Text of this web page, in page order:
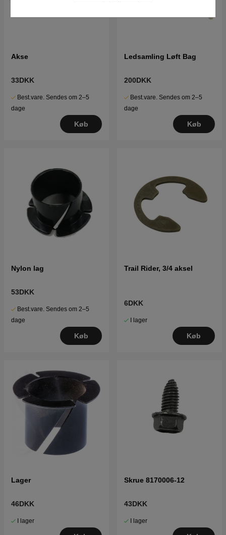
Akse
33DKK
Best.vare. Sendes om 2–5
dage
Køb
Ledsamling Løft Bag
200DKK
Best.vare. Sendes om 2–5
dage
Køb
Nylon lag
53DKK
Best.vare. Sendes om 2–5
dage
Køb
Trail Rider, 3/4 aksel
6DKK
I lager
Køb
Lager
46DKK
I lager
Skrue 8170006-12
43DKK
I lager